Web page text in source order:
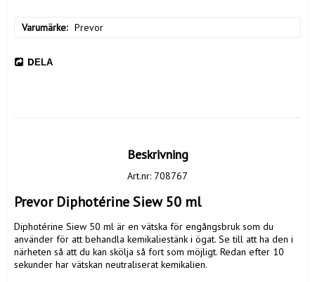
Varumärke Prevor
DELA
Beskrivning
Art.nr: 708767
Prevor Diphotérine Siew 50 ml
Diphotérine Siew 50 ml är en vätska för engångsbruk som du
använder för att behandla kemikaliestänk i ögat. Se till att ha den i
närheten så att du kan skölja så fort som möjligt. Redan efter 10
sekunder har vätskan neutraliserat kemikalien.